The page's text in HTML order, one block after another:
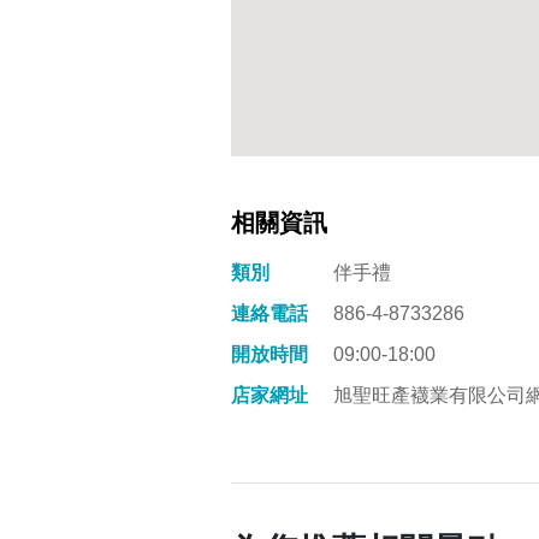
相關資訊
類別
伴手禮
連絡電話
886-4-8733286
開放時間
09:00-18:00
店家網址
旭聖旺產襪業有限公司